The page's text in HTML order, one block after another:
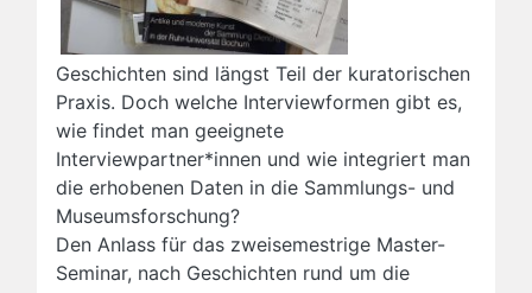
Geschichten sind längst Teil der kuratorischen
Praxis. Doch welche Interviewformen gibt es,
wie findet man geeignete
Interviewpartner*innen und wie integriert man
die erhobenen Daten in die Sammlungs- und
Museumsforschung?
Den Anlass für das zweisemestrige Master-
Seminar, nach Geschichten rund um die